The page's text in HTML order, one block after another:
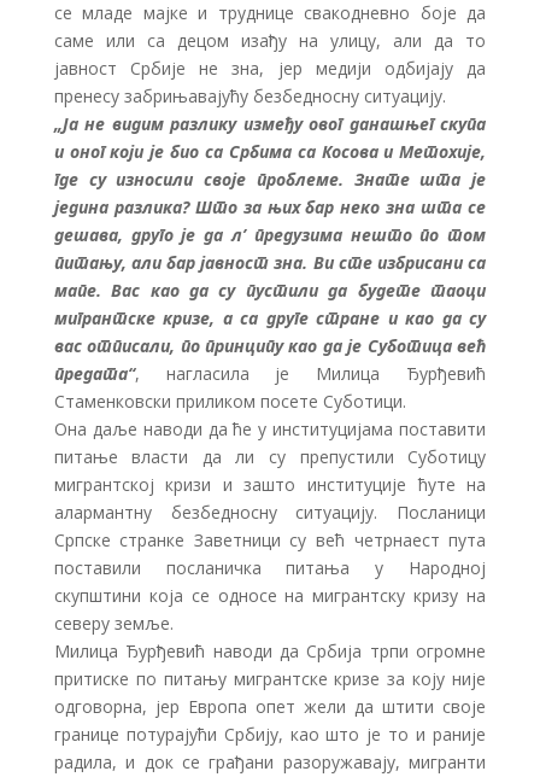
се младе мајке и труднице свакодневно боје да
саме или са децом изађу на улицу, али да то
јавност Србије не зна, јер медији одбијају да
пренесу забрињавајућу безбедносну ситуацију.
„Ја не видим разлику између овог данашњег скупа
и оног који је био са Србима са Косова и Метохије,
где су износили своје проблеме. Знате шта је
једина разлика? Што за њих бар неко зна шта се
дешава, друго је да л’ предузима нешто по том
питању, али бар јавност зна. Ви сте избрисани са
мапе. Вас као да су пустили да будете таоци
мигрантске кризе, а са друге стране и као да су
вас отписали, по принципу као да је Суботица већ
предата“, нагласила је Милица Ђурђевић
Стаменковски приликом посете Суботици.
Она даље наводи да ће у институцијама поставити
питање власти да ли су препустили Суботицу
мигрантској кризи и зашто институције ћуте на
алармантну безбедносну ситуацију. Посланици
Српске странке Заветници су већ четрнаест пута
поставили посланичка питања у Народној
скупштини која се односе на мигрантску кризу на
северу земље.
Милица Ђурђевић наводи да Србија трпи огромне
притиске по питању мигрантске кризе за коју није
одговорна, јер Европа опет жели да штити своје
границе потурајући Србију, као што је то и раније
радила, и док се грађани разоружавају, мигранти